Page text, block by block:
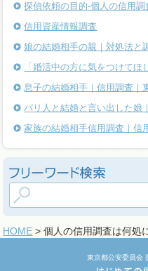
探偵依頼の目的-個人の信用調
信用資産情報調査
娘の結婚相手の親｜対処法と
「婚活中の方に気をつけて
息子の結婚相手｜信用調査｜
バリ人と結婚と言い出した娘
家族の結婚相手信用調査｜信
HOME > 個人の信用調査は何処
東京都公安委員会